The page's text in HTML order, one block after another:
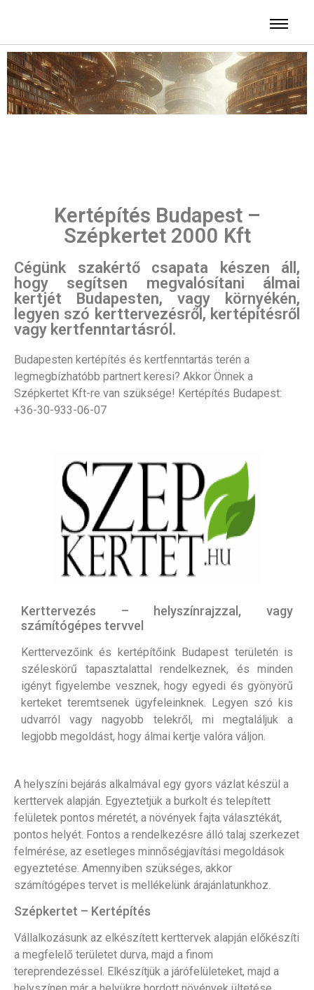
Kertépítés Budapest –
Szépkertet 2000 Kft
Cégünk szakértő csapata készen áll,
hogy segítsen megvalósítani álmai
kertjét Budapesten, vagy környékén,
legyen szó kerttervezésről, kertépítésről
vagy kertfenntartásról.
Budapesten kertépítés és kertfenntartás terén a
legmegbízhatóbb partnert keresi? Akkor Önnek a
Szépkertet Kft-re van szüksége! Kertépítés Budapest:
+36-30-933-06-07
Kerttervezés – helyszínrajzzal, vagy
számítógépes tervvel
Kerttervezőink és kertépítőink Budapest területén is
széleskörű tapasztalattal rendelkeznek, és minden
igényt figyelembe vesznek, hogy egyedi és gyönyörű
kerteket teremtsenek ügyfeleinknek. Legyen szó kis
udvarról vagy nagyobb telekről, mi megtaláljuk a
legjobb megoldást, hogy álmai kertje valóra váljon.
A helyszíni bejárás alkalmával egy gyors vázlat készül a
kerttervek alapján. Egyeztetjük a burkolt és telepített
felületek pontos méretét, a növények fajta választékát,
pontos helyét. Fontos a rendelkezésre álló talaj szerkezet
felmérése, az esetleges minnőségjavítási megoldások
egyeztetése. Amennyiben szükséges, akkor
számítógépes tervet is mellékelünk árajánlatunkhoz.
Szépkertet – Kertépítés
Vállalkozásunk az elkészített kerttervek alapján előkészíti
a megfelelő területet durva, majd a finom
tereprendezéssel. Elkészítjük a járófelületeket, majd a